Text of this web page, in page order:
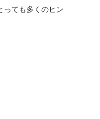
っても多くのヒン